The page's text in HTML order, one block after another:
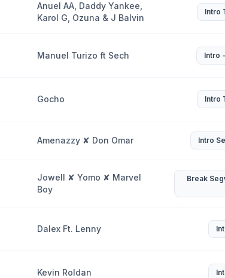
Anuel AA, Daddy Yankee,
Karol G, Ozuna & J Balvin
Intro
Manuel Turizo ft Sech Intro
Gocho Intro
Amenazzy ✘ Don Omar Intro
Jowell ✘ Yomo ✘ Marvel
Boy
Break
Dalex Ft. Lenny
Kevin Roldan